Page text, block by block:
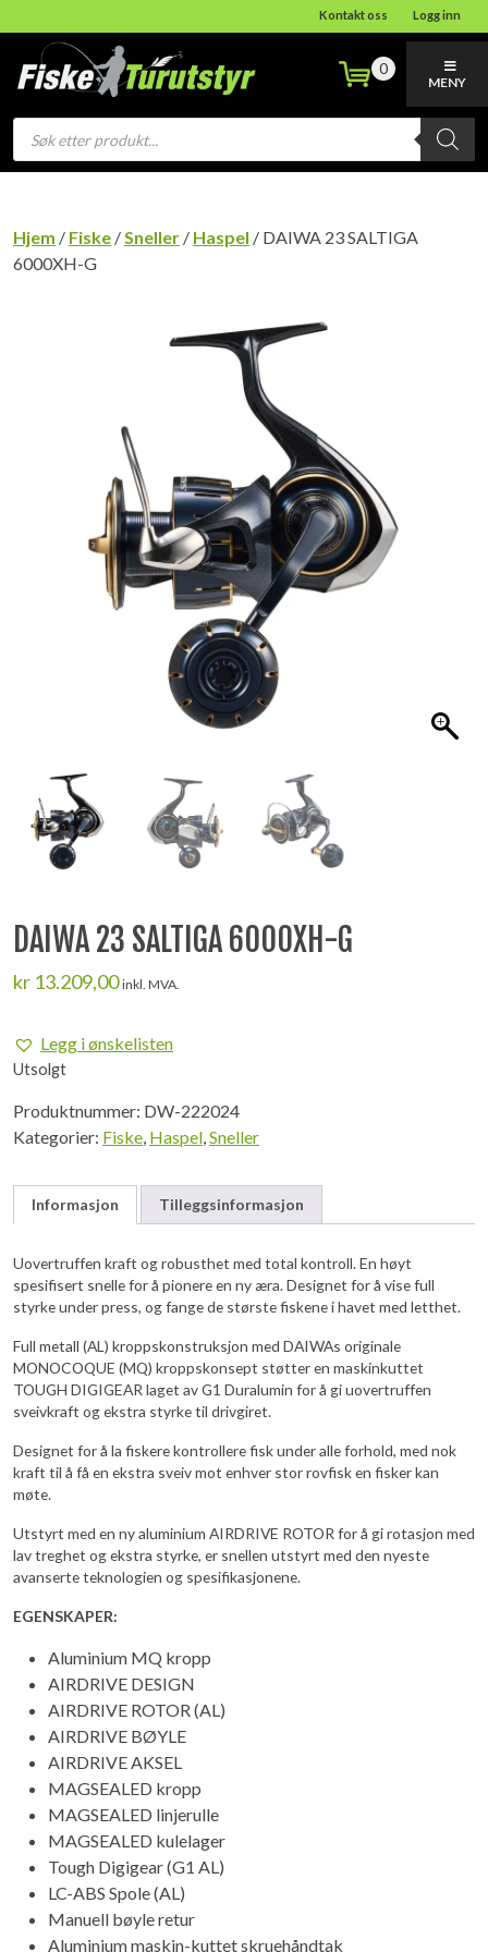
Kontakt oss Logg inn
Products
search
0
MENY
Hjem / Fiske /Sneller / Haspel / DAIWA 23 SALTIGA
6000XH-G
DAIWA 23 SALTIGA 6000XH-G
kr 13.209,00 inkl. MVA.
Legg i ønskelisten
Utsolgt
Produktnummer: DW-222024
Kategorier: Fiske, Haspel,Sneller
Informasjon Tilleggsinformasjon
Uovertruffen kraft og robusthet med total kontroll. En høyt
spesifisert snelle for å pionere en ny æra. Designet for å vise full
styrke under press, og fange de største fiskene i havet med letthet.
Full metall (AL) kroppskonstruksjon med DAIWAs originale
MONOCOQUE (MQ) kroppskonsept støtter en maskinkuttet
TOUGH DIGIGEAR laget av G1 Duralumin for å gi uovertruffen
sveivkraft og ekstra styrke til drivgiret.
Designet for å la fiskere kontrollere fisk under alle forhold, med nok
kraft til å få en ekstra sveiv mot enhver stor rovfisk en fisker kan
møte.
Utstyrt med en ny aluminium AIRDRIVE ROTOR for å gi rotasjon med
lav treghet og ekstra styrke, er snellen utstyrt med den nyeste
avanserte teknologien og spesifikasjonene.
EGENSKAPER:
Aluminium MQ kropp
AIRDRIVE DESIGN
AIRDRIVE ROTOR (AL)
AIRDRIVE BØYLE
AIRDRIVE AKSEL
MAGSEALED kropp
MAGSEALED linjerulle
MAGSEALED kulelager
Tough Digigear (G1 AL)
LC-ABS Spole (AL)
Manuell bøyle retur
Aluminium maskin-kuttet skruehåndtak